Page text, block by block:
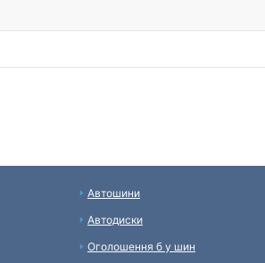
Автошини
Автодиски
Оголошення б у шин